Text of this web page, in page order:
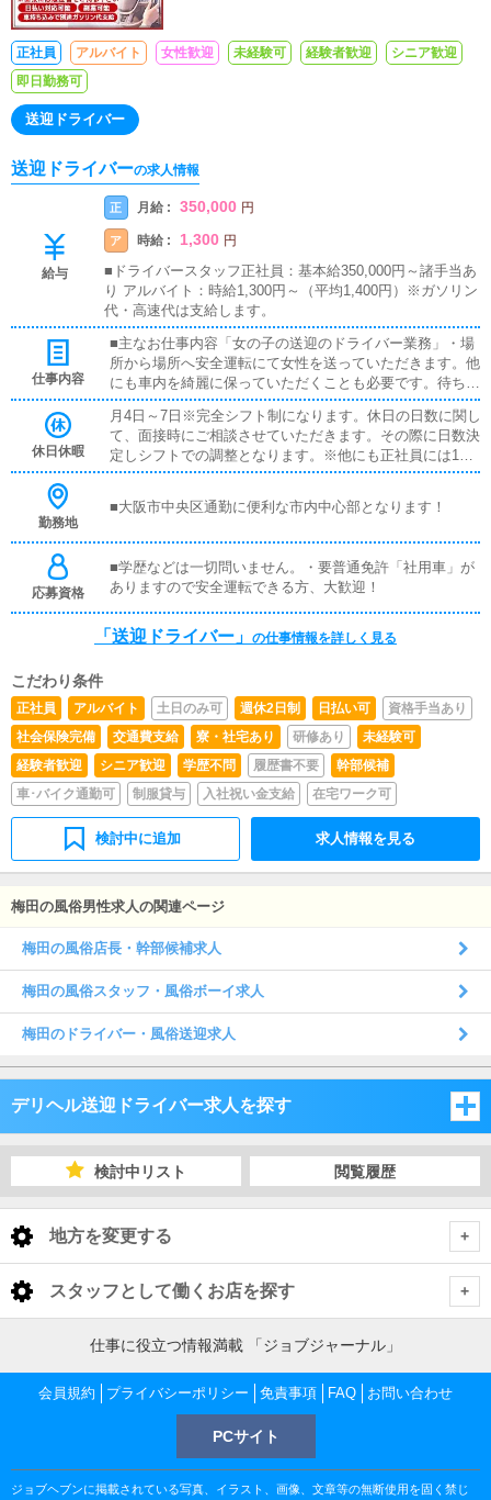
正社員 アルバイト 女性歓迎 未経験可 経験者歓迎
シニア歓迎
即日勤務可
送迎ドライバー
送迎ドライバーの求人情報
給与
正 月給 : 350,000 円
ア 時給 : 1,300 円
■ドライバースタッフ正社員：基本給350,000円～諸手当あ
り アルバイト：時給1,300円～（平均1,400円）※ガソリン
代・高速代は支給します。
仕事内容
■主なお仕事内容「女の子の送迎のドライバー業務」・場
所から場所へ安全運転にて女性を送っていただきます。他
にも車内を綺麗に保っていただくことも必要です。待ち合
せの際にはお客様との合流業務も必須となりますので身な
り（スーツ着用）や言葉使いなどもしっかり丁寧にお願い
しております。・1人で送迎可能になるまで指導係が横に
乗りすべての業務をお伝えしていきます。（期間などは
リバリーの業種としてとても欠かせない存在のドライバー
さんとなりますので他店様より厳しく思う面もあるかもし
れませんがドライバーさんに関してもお給料アップは即反
映されます。数か月で一気に時給アップされた方もおられ
ます。頑張り次第で、結果がすぐについてきます。
休日休暇
月4日～7日※完全シフト制になります。休日の日数に関し
て、面接時にご相談させていただきます。その際に日数決
定しシフトでの調整となります。※他にも正社員には1年
に一度、大型連休5日～7日が御座います。
勤務地
■大阪市中央区通勤に便利な市内中心部となります！
応募資格
■学歴などは一切問いません。・要普通免許「社用車」が
ありますので安全運転できる方、大歓迎！
「送迎ドライバー」 の仕事情報を詳しく見る
こだわり条件
正社員 アルバイト 土日のみ可 週休2日制 日払い可
資格手当あり
社会保険完備
交通費支給 寮・社宅あり 研修あり
未経験可
経験者歓迎
シニア歓迎 学歴不問 履歴書不要
幹部候補
車･バイク通勤可
制服貸与 入社祝い金支給 在宅ワーク可
検討中に追加 求人情報を見る
梅田の風俗男性求人の関連ページ
梅田の風俗店長・幹部候補求人
梅田の風俗スタッフ・風俗ボーイ求人
梅田のドライバー・風俗送迎求人
デリヘル送迎ドライバー求人を探す
大阪府
大阪市 デリヘル送迎ドライバー
梅田 デリヘル送迎ドライバー
堺市
堺市 デリヘル送迎ドライバー
神戸
神戸 デリヘル送迎ドライバー
三宮 デリヘル送迎ドライバー
阪神・尼崎 デリヘル送迎ドライバー
姫路・加古川・明石
京都府 デリヘル送迎ドライバー
京都市 デリヘル送迎ドライバー
滋賀県 デリヘル送迎ドライバー
大津市和歌山県 デリヘル送迎ドライバー
奈良県
検討中リスト 閲覧履歴
地方を変更する
< 全国トップ
北海道 男性高収入
東北 男性高収入
南関東 男性高収入
甲信越 男性高収入
北関東 男性高収入
スタッフとして働くお店を探す
大阪府
大阪 男性高収入
十三 男性高収入
京都府
祇園 男性高収入
仕事に役立つ情報満載 「ジョブジャーナル」
会員規約 プライバシーポリシー 免責事項 FAQ お問い合わせ
PCサイト
ジョブヘブンに掲載されている写真、イラスト、画像、文章等の無断使用を固く禁じ